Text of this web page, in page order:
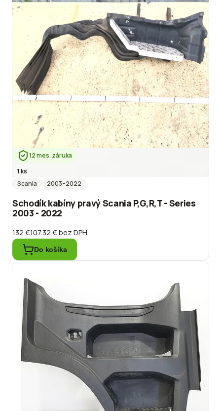
12 mes. záruka
1 ks
Scania
2003–2022
Schodík kabíny pravý Scania P,G,R,T - Series
2003 - 2022
132 €107.32 €bez DPH
Do košíka